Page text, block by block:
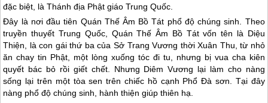
đặc biệt, là Thánh địa Phật giáoTrung Quốc
Đây là nơi đầu tiên Quán Thế Âm Bồ Tát phổ độ chúng sinh. Theo
truyền thuyết Trung Quốc, Quán Thế Âm Bồ Tát vốn tên là Diệu
Thiện, là con gái thứ ba của Sở Trang Vương thời Xuân Thu, từ nhỏ
ăn chay tin Phật, một lòng xuống tóc đi tu, nhưng bị vua cha kiên
quyết bác bỏ rồi giết chết. Nhưng Diêm Vương lại làm cho nàng
sống lại trên một tòa sen trên chiếc hồ cạnh Phổ Đà sơn. Tại đây
nàng phổ độ chúng sinh, hành thiện giúp thiên hạ.